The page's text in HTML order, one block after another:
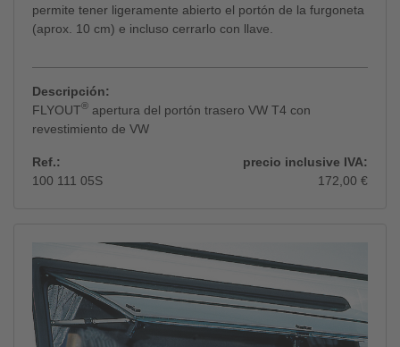
permite tener ligeramente abierto el portón de la furgoneta
(aprox. 10 cm) e incluso cerrarlo con llave.
Descripción:
FLYOUT® apertura del portón trasero VW T4 con
revestimiento de VW
Ref.:
100 111 05S
precio inclusive IVA:
172,00 €